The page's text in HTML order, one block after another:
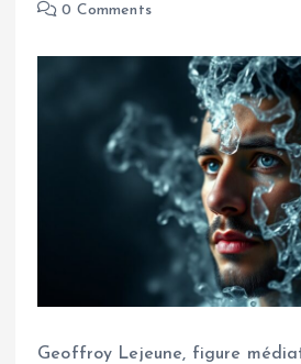
0 Comments
Geoffroy Lejeune, figure